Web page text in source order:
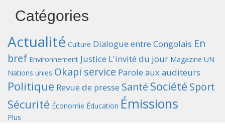
Catégories
Actualité Culture Dialogue entre Congolais En
bref Environnement Justice L'invité du jour Magazine UN
Nations unies Okapi service Parole aux auditeurs
Politique Revue de presse Santé Société Sport
Sécurité Économie Éducation Émissions
Plus